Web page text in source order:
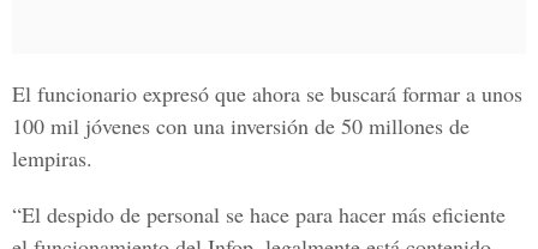
El funcionario expresó que ahora se buscará formar a unos
100 mil jóvenes con una inversión de 50 millones de
lempiras.
“El despido de personal se hace para hacer más eficiente